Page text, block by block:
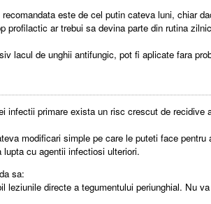
este de cel putin cateva luni, chiar
profilactic ar trebui sa devina parte din rutina
lacul de unghii antifungic, pot fi aplicate fara
infectii primare exista un risc crescut de
modificari simple pe care le puteti face
cu agentii infectiosi ulteriori.
sa:
leziunile directe a tegumentului periunghial. Nu